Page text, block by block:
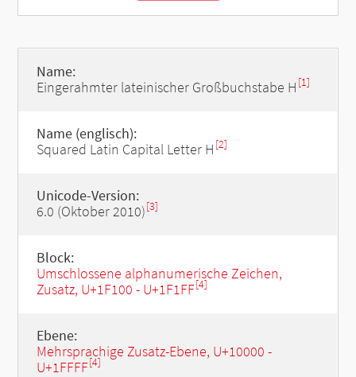
Name:
Eingerahmter lateinischer Großbuchstabe H [1]
Name (englisch):
Squared Latin Capital Letter H [2]
Unicode-Version:
6.0 (Oktober 2010)[3]
Block:
Umschlossene alphanumerische Zeichen,
Zusatz, U+1F100 - U+1F1FF[4]
Ebene:
Mehrsprachige Zusatz-Ebene, U+10000 -
U+1FFFF[4]